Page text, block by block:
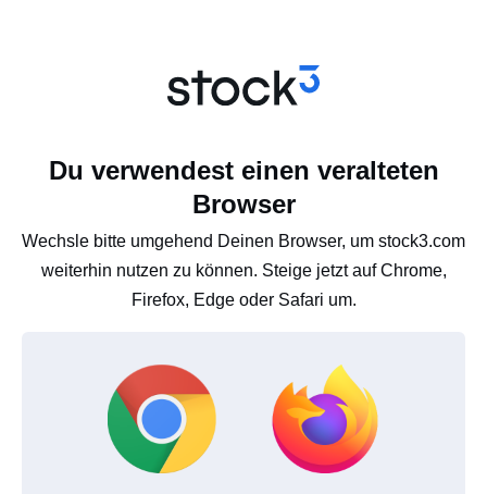
Du verwendest einen veralteten
Browser
Wechsle bitte umgehend Deinen Browser, um stock3.com
weiterhin nutzen zu können. Steige jetzt auf Chrome,
Firefox, Edge oder Safari um.